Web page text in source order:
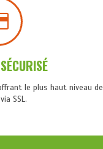
SÉCURISÉ
le plus haut niveau de
SSL.